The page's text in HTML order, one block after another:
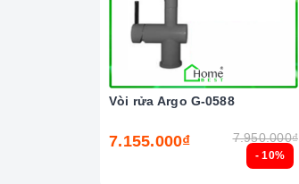
- 10%
Vòi rửa Argo G-0588
7.155.000₫ 7.950.000₫